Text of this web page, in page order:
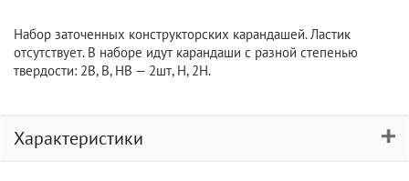
Набор заточенных конструкторских карандашей. Ластик
отсутствует. В наборе идут карандаши с разной степенью
твердости: 2В, В, НВ — 2шт, Н, 2Н.
Характеристики